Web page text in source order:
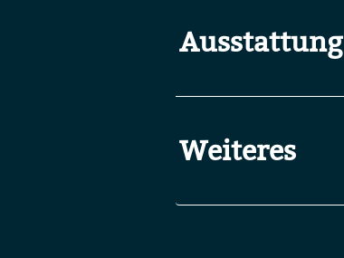
Ausstattung
Weiteres